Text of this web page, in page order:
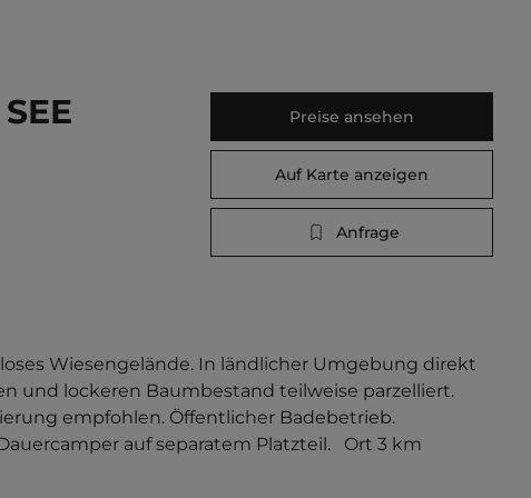
Preise ansehen
Auf Karte anzeigen
Anfrage
Wiesengelände. In ländlicher Umgebung direkt
und lockeren Baumbestand teilweise parzelliert.
empfohlen. Öffentlicher Badebetrieb.
auf separatem Platzteil.   Ort 3 km
15 Uhr.